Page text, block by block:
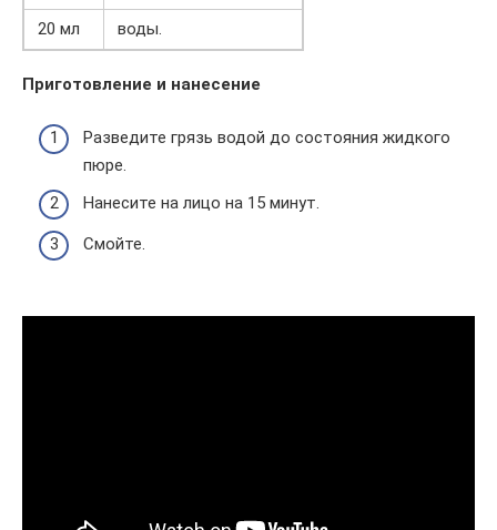
20 мл
воды.
Приготовление и нанесение
Разведите грязь водой до состояния жидкого
пюре.
Нанесите на лицо на 15 минут.
Смойте.